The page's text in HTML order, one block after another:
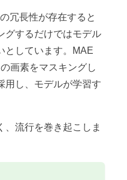
冗長性が存在すると
グするだけではモデル
としています。MAE
画素をマスキングし
用し、モデルが学習す
、流行を巻き起こしま